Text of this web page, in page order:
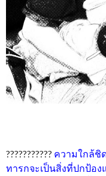
??????????? ความใกล้ชิ
ทารกจะเป็นสิ่งที่ปกป้อ